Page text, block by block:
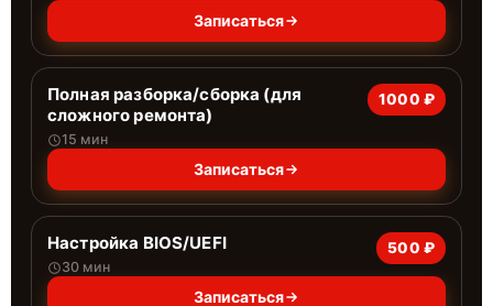
Записаться
Полная разборка/сборка (для
сложного ремонта)
15 мин
1000 ₽
Записаться
Настройка BIOS/UEFI
30 мин
500 ₽
Записаться